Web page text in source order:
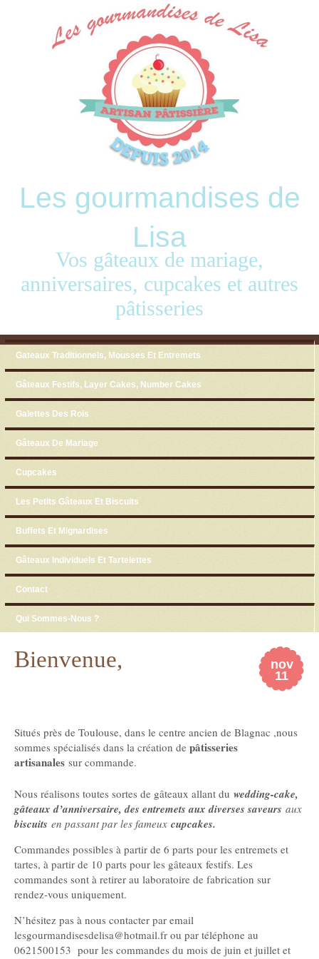
Les gourmandises de
Lisa
Vos gâteaux de mariage,
anniversaires, cupcakes et autres
pâtisseries
Menu
Skip to content
Gateaux Traditionnels, Mousses Et Entremets
Gâteaux Festifs, Layer Cakes, Number Cakes
Galettes Des Rois
Gâteaux De Mariage
Cupcakes
Les Petits Gâteaux Et Biscuits
Buffets Et Mignardises
Gâteaux Individuels Et Tartelettes
Contact
Qui Sommes-Nous ?
nov
11
Bienvenue,
Situés près de Toulouse, dans le centre ancien de Blagnac ,nous
sommes spécialisés dans la création de pâtisseries
artisanales sur commande.
Nous réalisons toutes sortes de gâteaux allant du wedding-cake,
gâteaux d’anniversaire, des entremets aux diverses saveurs aux
biscuits en passant par les fameux cupcakes.
Commandes possibles à partir de 6 parts pour les entremets et
tartes, à partir de 10 parts pour les gâteaux festifs. Les
commandes sont à retirer au laboratoire de fabrication sur
rendez-vous uniquement.
N’hésitez pas à nous contacter par email
lesgourmandisesdelisa@hotmail.fr ou par téléphone au
0621500153 pour les commandes du mois de juin et juillet et